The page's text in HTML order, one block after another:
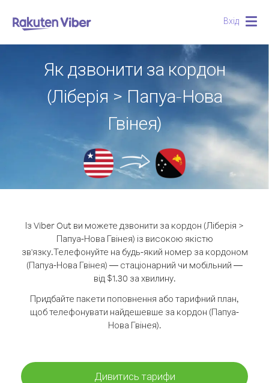
Вхід
Як дзвонити за кордон
(Ліберія > Папуа-Нова
Гвінея)
Із Viber Out ви можете дзвонити за кордон (Ліберія >
Папуа-Нова Гвінея) із високою якістю
зв'язку.Телефонуйте на будь-який номер за кордоном
(Папуа-Нова Гвінея) — стаціонарний чи мобільний —
від $1.30 за хвилину.
Придбайте пакети поповнення або тарифний план,
щоб телефонувати найдешевше за кордон (Папуа-
Нова Гвінея).
Дивитись тарифи